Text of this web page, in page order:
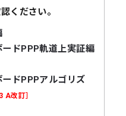
ください。
ドPPP軌道上実証編
ドPPPアルゴリズ
A改訂］